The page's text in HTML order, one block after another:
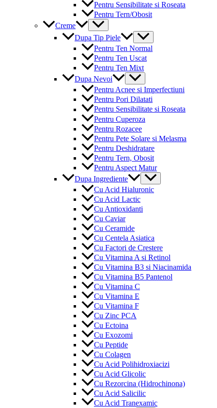
Pentru Sensibilitate si Roseata
Pentru Tern/Obosit
Creme
Menu
Toggle
Dupa Tip Piele
Menu
Toggle
Pentru Ten Normal
Pentru Ten Uscat
Pentru Ten Mixt
Dupa Nevoi
Menu
Toggle
Pentru Acnee si Imperfectiuni
Pentru Pori Dilatati
Pentru Sensibilitate si Roseata
Pentru Cuperoza
Pentru Rozacee
Pentru Pete Solare si Melasma
Pentru Deshidratare
Pentru Tern, Obosit
Pentru Aspect Matur
Dupa Ingrediente
Menu
Toggle
Cu Acid Hialuronic
Cu Acid Lactic
Cu Antioxidanti
Cu Caviar
Cu Ceramide
Cu Centela Asiatica
Cu Factori de Crestere
Cu Vitamina A si Retinol
Cu Vitamina B3 si Niacinamida
Cu Vitamina B5 Pantenol
Cu Vitamina C
Cu Vitamina E
Cu Vitamina F
Cu Zinc PCA
Cu Ectoina
Cu Exozomi
Cu Peptide
Cu Colagen
Cu Acid Polihidroxiacizi
Cu Acid Glicolic
Cu Rezorcina (Hidrochinona)
Cu Acid Salicilic
Cu Acid Tranexamic